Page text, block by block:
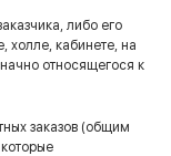
либо его
холле, кабинете, на
относящегося к
заказов (общим